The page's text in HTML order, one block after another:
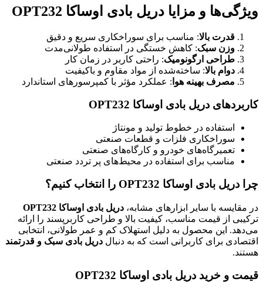
ویژگی‌ها و مزایا دریل بادی اوساکا OPT232
قدرت بالا: مناسب برای سوراخکاری سریع و دقیق
وزن سبک: کاهش خستگی در استفاده طولانی‌مدت
طراحی ارگونومیک: راحتی کاربر در زمان کار
دوام بالا: ساخته‌شده از مواد مقاوم و باکیفیت
مصرف بهینه هوا : عملکرد مؤثر با کمپرسورهای استاندارد
کاربردهای دریل بادی اوساکا OPT232
استفاده در خطوط تولید و مونتاژ
سوراخکاری فلزات و قطعات صنعتی
تعمیرگاه‌های خودرو و کارگاه‌های صنعتی
مناسب برای استفاده در محیط‌های پر تردد صنعتی
چرا دریل بادی اوساکا OPT232 را انتخاب کنیم؟
در مقایسه با سایر ابزارهای مشابه، دریل بادی اوساکا OPT232
ترکیبی از قیمت مناسب، کیفیت بالا و طراحی کاربرپسند را ارائه
می‌دهد. این محصول به دلیل استهلاک کم و عمر طولانی، انتخابی
اقتصادی برای کاربرانی است که به دنبال دریل بادی سبک و قدرتمند
هستند.
قیمت و خرید دریل بادی اوساکا OPT232